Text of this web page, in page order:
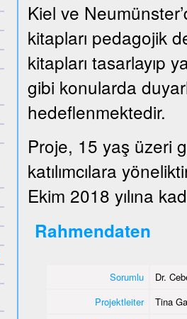
Kiel ve
kitapları pedagojik
kitapları tasarlayıp
gibi konularda
hedeflenmektedir.
Proje, 15 yaş üzeri
katılımcılara
Ekim 2018 yılına
Rahmendaten
Sorumlu
Dr.
Projektleiter
Tina